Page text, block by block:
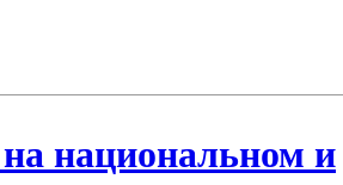
национальном и